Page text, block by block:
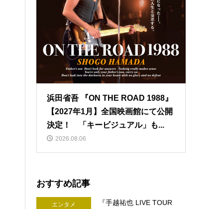
浜田省吾 『ON THE ROAD 1988』
【2027年1月】全国映画館にて公開
決定！ 「キービジュアル」も...
2026.08.06
おすすめ記事
エンタメ
『手越祐也 LIVE TOUR